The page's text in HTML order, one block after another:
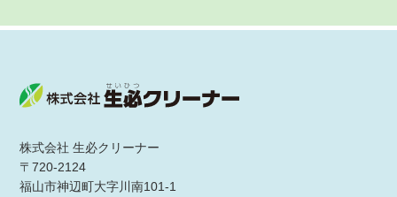
株式会社 生必クリーナー
〒720-2124
福山市神辺町大字川南101-1